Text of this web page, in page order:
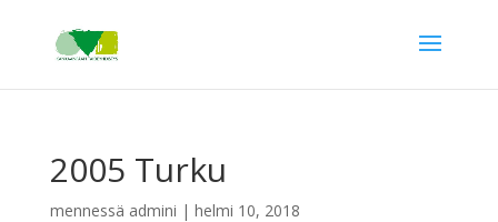
2005 Turku
mennessä admini | helmi 10, 2018